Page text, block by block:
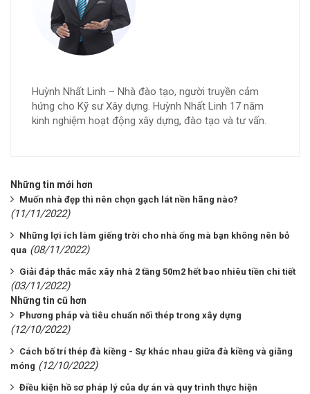
Huỳnh Nhất Linh – Nhà đào tạo, người truyền cảm
hứng cho Kỹ sư Xây dựng. Huỳnh Nhất Linh 17 năm
kinh nghiệm hoạt động xây dựng, đào tạo và tư vấn.
Những tin mới hơn
Muốn nhà đẹp thì nên chọn gạch lát nền hãng nào?
(11/11/2022)
Những lợi ích làm giếng trời cho nhà ống mà bạn không nên bỏ
qua (08/11/2022)
Giải đáp thắc mắc xây nhà 2 tầng 50m2 hết bao nhiêu tiền chi tiết
(03/11/2022)
Những tin cũ hơn
Phương pháp và tiêu chuẩn nối thép trong xây dựng
(12/10/2022)
Cách bố trí thép đà kiềng - Sự khác nhau giữa đà kiềng và giằng
móng (12/10/2022)
Điều kiện hồ sơ pháp lý của dự án và quy trình thực hiện